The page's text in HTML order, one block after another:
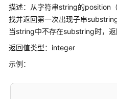
字
符
串
理
和
描述：从字符串string的position
找并返回第一次出现子串
当string中不存在substring时，返
返回值类型：integer
示例：